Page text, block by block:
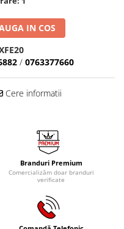
IN COS
/ 0763377660
Cere informatii
Branduri Premium
Comercializăm doar branduri
verificate